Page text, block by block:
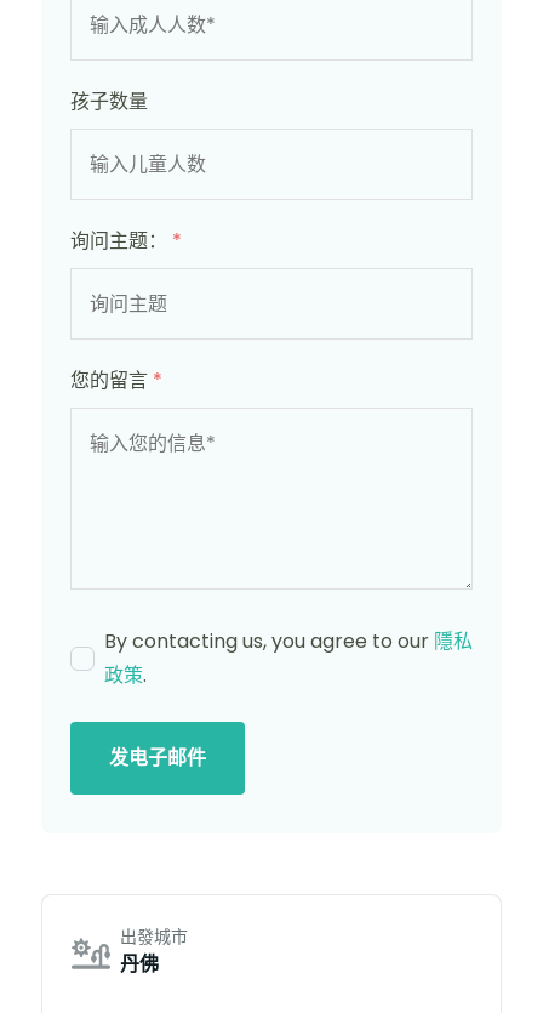
孩子数量
询问主题： *
您的留言 *
By contacting us, you agree to our 隱私
政策.
发电子邮件
出發城市
丹佛